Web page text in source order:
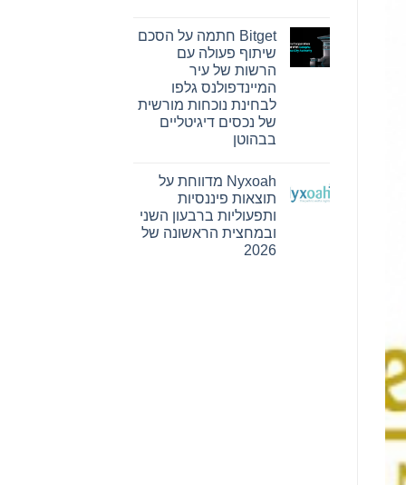
השקת
XAUUSD247
על
Corpay
Cross-
Border
מונתה
לשותפת
המט"ח
הרשמית
של
Ultimate
Bitget חתמה על הסכם
שיתוף פעולה עם
הרשות של עיר
המיינדפולנס גלפו
לבחינת נוכחות מורשית
של נכסים דיגיטליים
בבהוטן
על
Bitget
חתמה
על
הסכם
שיתוף
פעולה
Nyxoah מדווחת על
תוצאות פיננסיות
ותפעוליות ברבעון השני
ובמחצית הראשונה של
2026